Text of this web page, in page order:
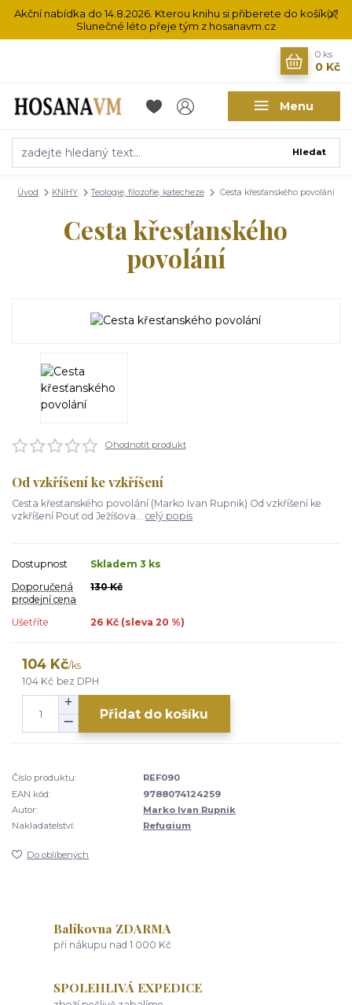
Akční nabídka do 14.8.2026. Kterou knihu si přiberete do košíku?
Slunečné léto přeje tým z hosanavm.cz
Menu
Hledat
0 ks
0 Kč
Úvod KNIHY Teologie, filozofie, katecheze Cesta křesťanského povolání
Cesta křesťanského
povolání
Ohodnotit produkt
Od vzkříšení ke vzkříšení
Cesta křesťanského povolání (Marko Ivan Rupnik) Od vzkříšení ke
vzkříšení Pouť od Ježíšova... celý popis
Dostupnost
Skladem 3 ks
Doporučená
prodejní cena
130 Kč
Ušetříte 26 Kč (sleva 20 %)
104 Kč/ks
104 Kč bez DPH
Přidat do košíku
Číslo produktu:
REF090
EAN kód:
9788074124259
Autor:
Marko Ivan Rupnik
Nakladatelství:
Refugium
Do oblíbených
Balíkovna ZDARMA
při nákupu nad 1 000 Kč
SPOLEHLIVÁ EXPEDICE